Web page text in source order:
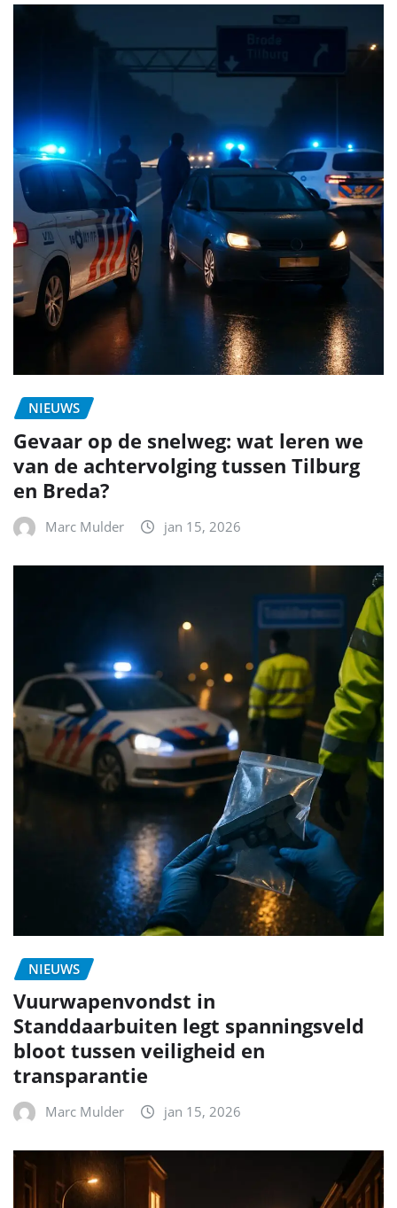
NIEUWS
Gevaar op de snelweg: wat leren we
van de achtervolging tussen Tilburg
en Breda?
Marc Mulder jan 15, 2026
NIEUWS
Vuurwapenvondst in
Standdaarbuiten legt spanningsveld
bloot tussen veiligheid en
transparantie
Marc Mulder jan 15, 2026